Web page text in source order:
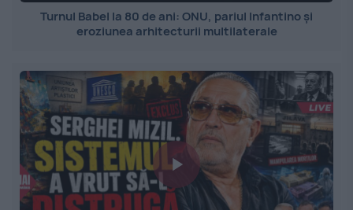
Turnul Babel la 80 de ani: ONU, pariul Infantino și
eroziunea arhitecturii multilaterale